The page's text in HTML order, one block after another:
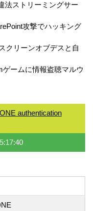
法ストリーミングサー
攻撃でハッキング
クリーンオブデスと自
ームに情報盗聴マルウ
authentication